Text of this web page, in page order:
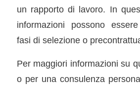
un rapporto di lavoro. In
informazioni possono
fasi di selezione o
Per maggiori informazioni su
o per una consulenza